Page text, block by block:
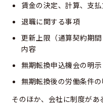
賃金の決定、計算、支
退職に関する事項
更新上限（通算契約期
内容
無期転換申込機会の明示
無期転換後の労働条件
そのほか、会社に制度が